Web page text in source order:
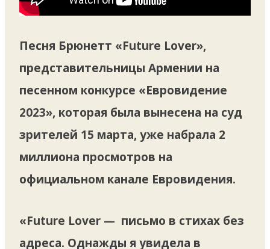
Песня Брюнетт «Future Lover»,
представительницы Армении на
песенном конкурсе «Евровидение
2023», которая была вынесена на суд
зрителей 15 марта, уже набрала 2
миллиона просмотров на
официальном канале Евровидения.
«Future Lover — письмо в стихах без
адреса. Однажды я увидела в